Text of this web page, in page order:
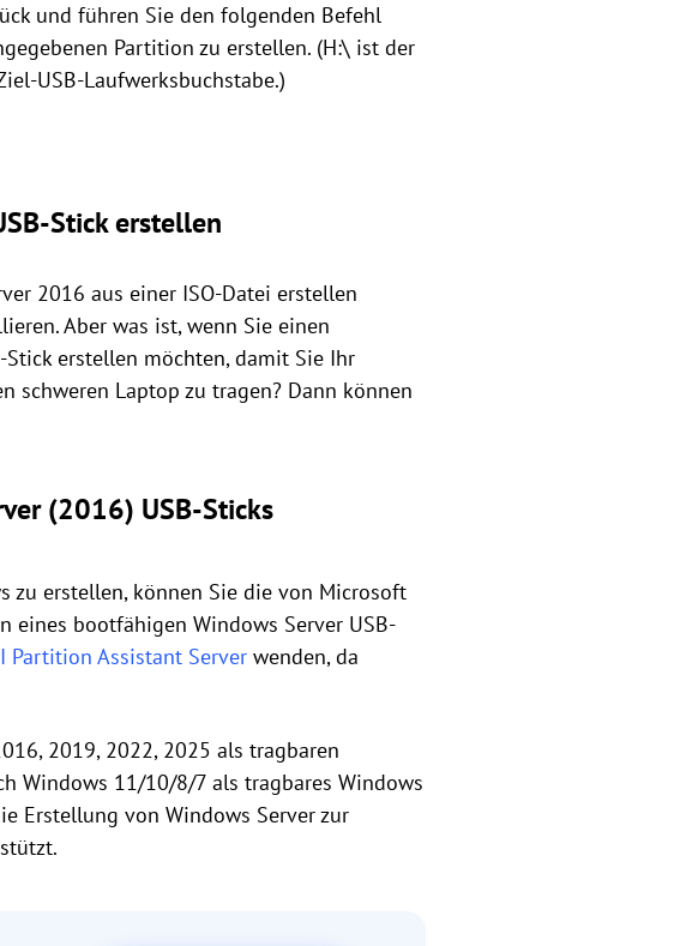
und führen Sie den folgenden Befehl
Partition zu erstellen. (H:\ ist der
USB-Laufwerksbuchstabe.)
Stick erstellen
2016 aus einer ISO-Datei erstellen
Aber was ist, wenn Sie einen
erstellen möchten, damit Sie Ihr
schweren Laptop zu tragen? Dann können
(2016) USB-Sticks
zu erstellen, können Sie die von Microsoft
eines bootfähigen Windows Server USB-
Partition Assistant Server wenden, da
2019, 2022, 2025 als tragbaren
Windows 11/10/8/7 als tragbares Windows
Erstellung von Windows Server zur